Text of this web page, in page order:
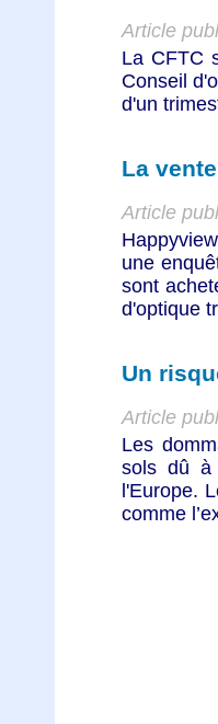
Article
La CFTC
Conseil
d'un
La
Article
une
sont
d'optique
Un
Article
Les
sols dû à
l'Europe.
comme